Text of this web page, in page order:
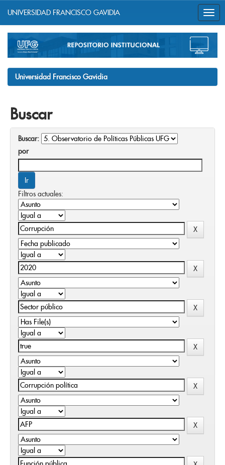
navigation
UNIVERSIDAD FRANCISCO GAVIDIA
Universidad Francisco Gavidia
Buscar
Buscar:
por
Filtros actuales: